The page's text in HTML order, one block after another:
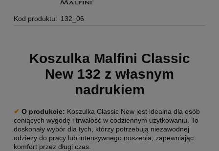
Kod produktu: 132_06
Koszulka Malfini Classic
New 132 z własnym
nadrukiem
✔ O produkcie: Koszulka Classic New jest idealna dla osób
ceniących wygodę i trwałość w codziennym użytkowaniu. To
doskonały wybór dla tych, którzy potrzebują niezawodnej
odzieży do pracy lub intensywnego noszenia, zapewniając
komfort przez długi czas.